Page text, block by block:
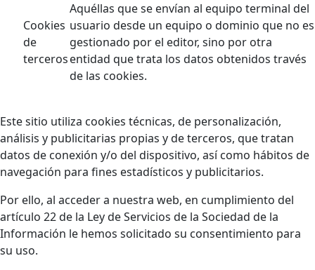
Cookies
de
terceros
Aquéllas que se envían al equipo terminal del
usuario desde un equipo o dominio que no es
gestionado por el editor, sino por otra
entidad que trata los datos obtenidos través
de las cookies.
Este sitio utiliza cookies técnicas, de personalización,
análisis y publicitarias propias y de terceros, que tratan
datos de conexión y/o del dispositivo, así como hábitos de
navegación para fines estadísticos y publicitarios.
Por ello, al acceder a nuestra web, en cumplimiento del
artículo 22 de la Ley de Servicios de la Sociedad de la
Información le hemos solicitado su consentimiento para
su uso.